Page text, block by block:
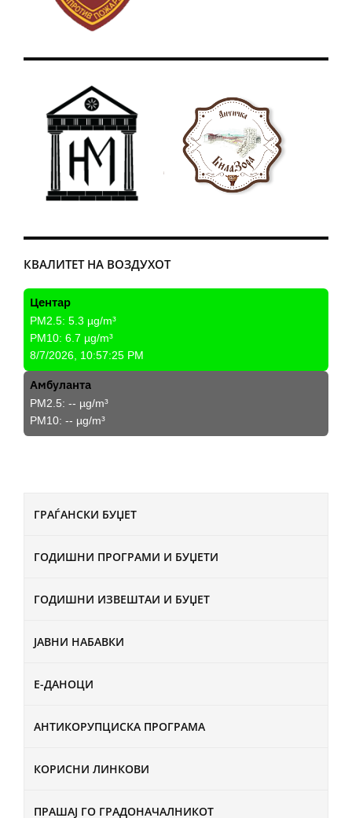
ГРАЃАНСКИ БУЏЕТ
ГОДИШНИ ПРОГРАМИ И БУЏЕТИ
ГОДИШНИ ИЗВЕШТАИ И БУЏЕТ
ЈАВНИ НАБАВКИ
Е-ДАНОЦИ
АНТИКОРУПЦИСКА ПРОГРАМА
КОРИСНИ ЛИНКОВИ
ПРАШАЈ ГО ГРАДОНАЧАЛНИКОТ
КВАЛИТЕТ НА ВОЗДУХОТ
Центар
PM2.5: 5.3 µg/m³
PM10: 6.7 µg/m³
8/7/2026, 10:57:25 PM
Амбуланта
PM2.5: -- µg/m³
PM10: -- µg/m³